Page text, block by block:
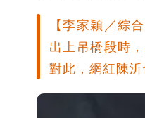
【李家穎／綜
出上吊橋段時
對此，網紅陳